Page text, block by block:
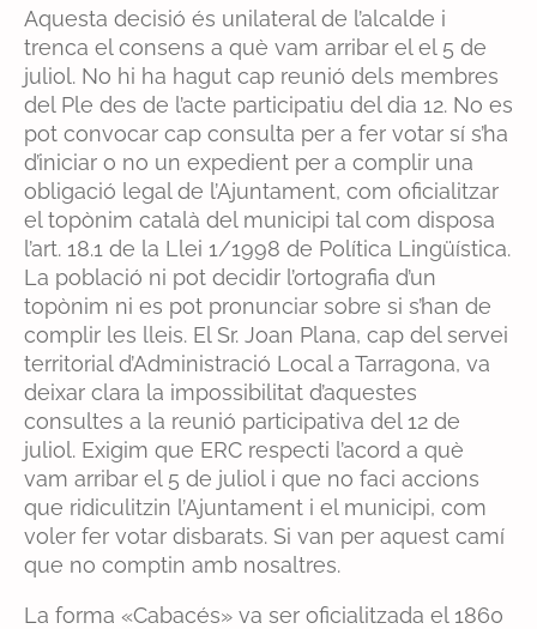
Aquesta decisió és unilateral de l’alcalde i
trenca el consens a què vam arribar el el 5 de
juliol. No hi ha hagut cap reunió dels membres
del Ple des de l’acte participatiu del dia 12. No es
pot convocar cap consulta per a fer votar sí s’ha
d’iniciar o no un expedient per a complir una
obligació legal de l’Ajuntament, com oficialitzar
el topònim català del municipi tal com disposa
l’art. 18.1 de la Llei 1/1998 de Política Lingüística.
La població ni pot decidir l’ortografia d’un
topònim ni es pot pronunciar sobre si s’han de
complir les lleis. El Sr. Joan Plana, cap del servei
territorial d’Administració Local a Tarragona, va
deixar clara la impossibilitat d’aquestes
consultes a la reunió participativa del 12 de
juliol. Exigim que ERC respecti l’acord a què
vam arribar el 5 de juliol i que no faci accions
que ridiculitzin l’Ajuntament i el municipi, com
voler fer votar disbarats. Si van per aquest camí
que no comptin amb nosaltres.
La forma «Cabacés» va ser oficialitzada el 1860